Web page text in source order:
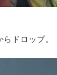
ドロップ。